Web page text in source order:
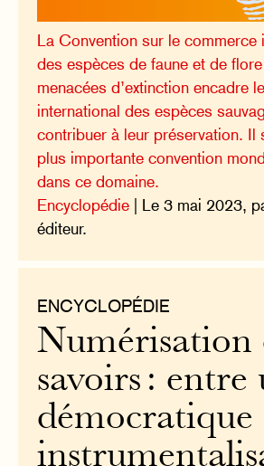
La Convention sur le commerce
des espèces de faune et de
menacées d’extinction encadre
international des espèces
contribuer à leur préservation. Il
plus importante convention
dans ce domaine.
Encyclopédie | Le 3 mai 2023,
éditeur.
ENCYCLOPÉDIE
Numérisation
savoirs : entre
démocratique